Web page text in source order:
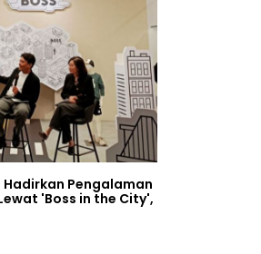
Hadirkan Pengalaman
'Boss in the City',